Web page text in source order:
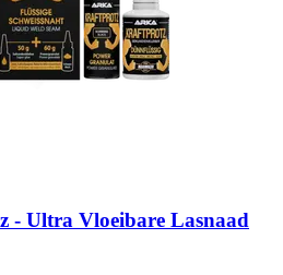
-​ Ultra Vloeibare Lasnaad